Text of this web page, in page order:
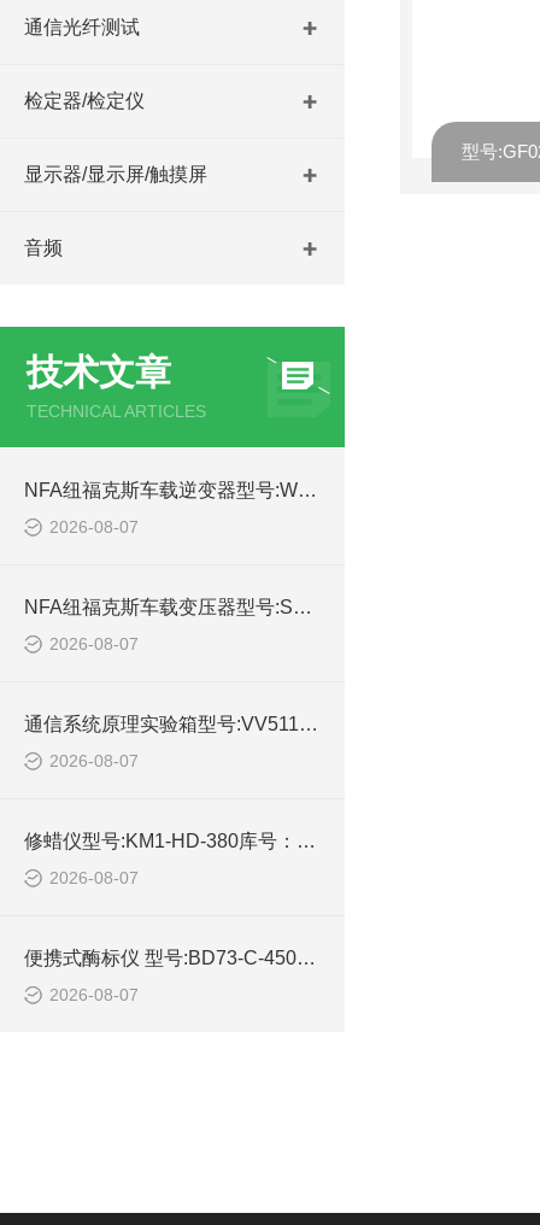
通信光纤测试
检定器/检定仪
显示器/显示屏/触摸屏
音频
技术文章
TECHNICAL ARTICLES
NFA纽福克斯车载逆变器型号:WSX97-7559V-NFA24V库号：M53795的简单介绍
2026-08-07
NFA纽福克斯车载变压器型号:SX97-7552N的简单介绍
2026-08-07
通信系统原理实验箱型号:VV511-M72524库号：M72524的详细介绍
2026-08-07
修蜡仪型号:KM1-HD-380库号：M210930的参数及性能特点
2026-08-07
便携式酶标仪 型号:BD73-C-450库号：M245457的简单介绍
2026-08-07